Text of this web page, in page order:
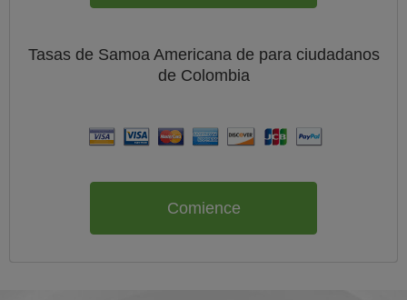
Tasas de Samoa Americana de para ciudadanos
de Colombia
Comience